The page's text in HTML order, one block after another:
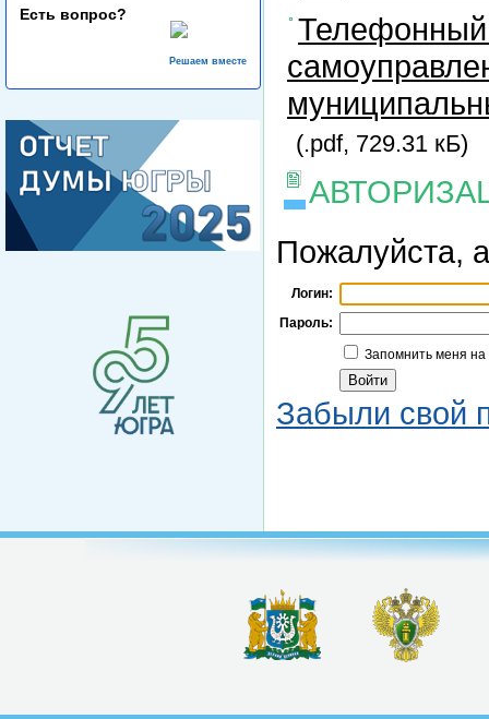
Есть вопрос?
Решаем вместе
Телефонный
(.pdf, 729.31 кБ)
Пожалуйста,
Логин:
Пароль:
Запомнить меня
Забыли свой